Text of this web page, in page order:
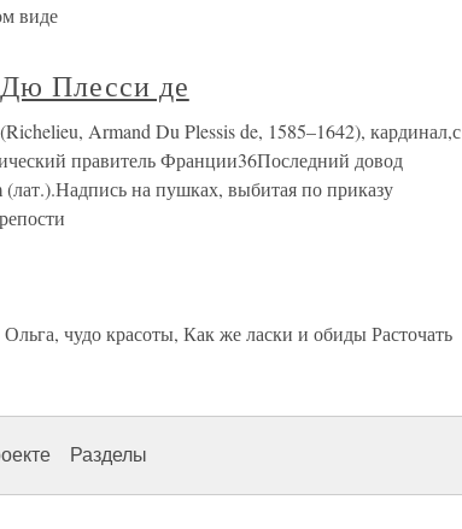
виде
Плесси де
Armand Du Plessis de, 1585–1642), кардинал,с
правитель Франции36Последний довод
на пушках, выбитая по приказу
чудо красоты, Как же ласки и обиды Расточать
Разделы